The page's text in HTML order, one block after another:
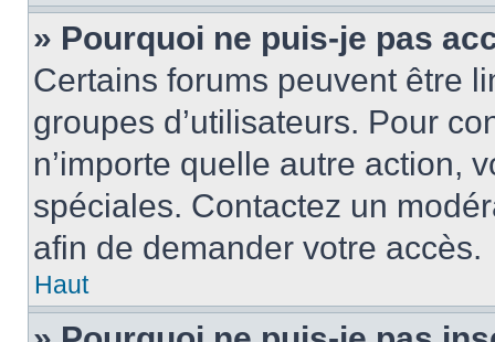
» Pourquoi ne puis-je pas
Certains forums peuvent être
groupes d’utilisateurs. Pour
n’importe quelle autre action,
spéciales. Contactez un
afin de demander votre accès.
Haut